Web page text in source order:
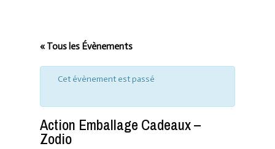
« Tous les Évènements
Cet évènement est passé
Action Emballage Cadeaux –
Zodio